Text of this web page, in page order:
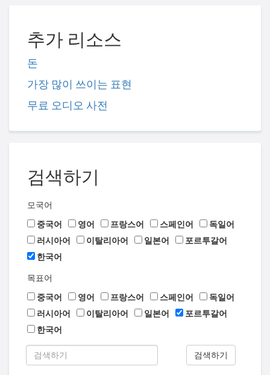
추가 리소스
돈
가장 많이 쓰이는 표현
무료 오디오 사전
검색하기
모국어
중국어
영어 프랑스어 스페인어
독일어
러시아어
이탈리아어 일본어
포르투갈어
한국어
목표어
중국어
영어 프랑스어 스페인어
독일어
러시아어
이탈리아어 일본어
포르투갈어
한국어
검색하기